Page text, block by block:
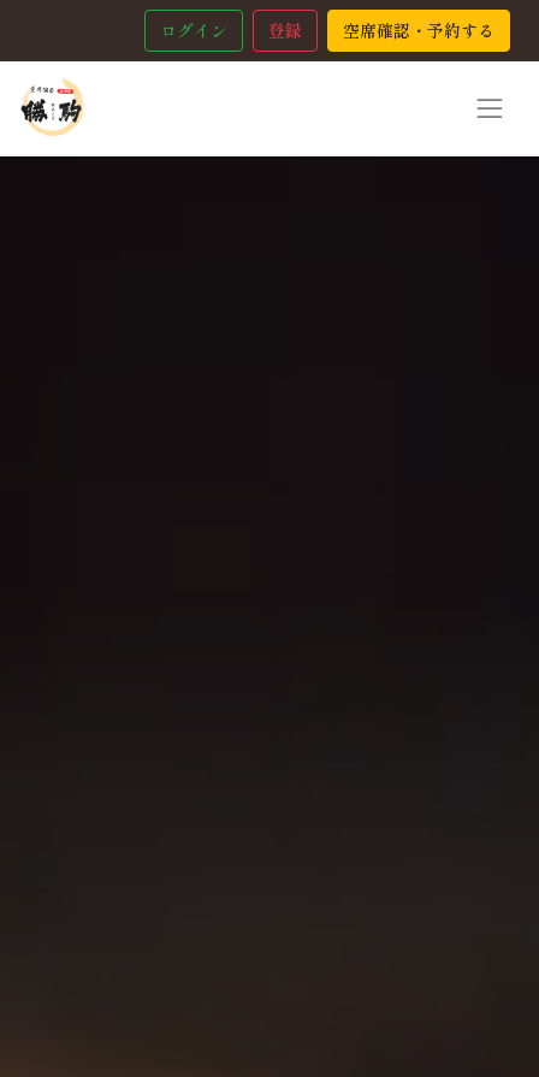
ログイン 登録 空席確認・予約する